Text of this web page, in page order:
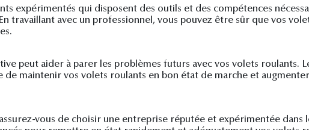
expérimentés qui disposent des outils et des compétences
travaillant avec un professionnel, vous pouvez être sûr que vos
peut aider à parer les problèmes futurs avec vos volets roulants.
maintenir vos volets roulants en bon état de marche et
vous de choisir une entreprise réputée et expérimentée dans